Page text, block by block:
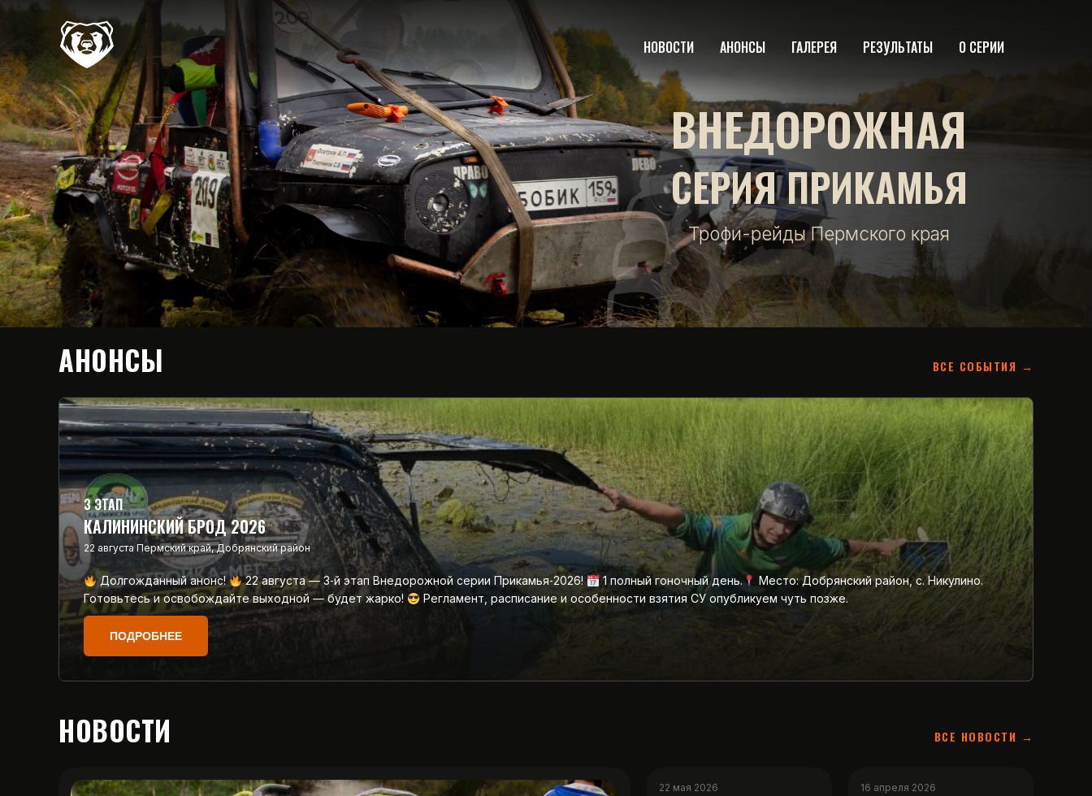
НОВОСТИ АНОНСЫ ГАЛЕРЕЯ РЕЗУЛЬТАТЫ О СЕРИИ
ВНЕДОРОЖНАЯ
СЕРИЯ ПРИКАМЬЯ
Трофи-рейды Пермского края
АНОНСЫ ВСЕ СОБЫТИЯ →
3 ЭТАП
КАЛИНИНСКИЙ БРОД 2026
22 августа Пермский край, Добрянский район
Долгожданный анонс! 22 августа — 3‑й этап Внедорожной серии Прикамья‑2026! 1 полный гоночный день.
Место: Добрянский район, с. Никулино.
Готовьтесь и освобождайте выходной — будет жарко!
Регламент, расписание и особенности взятия СУ опубликуем чуть позже.
ПОДРОБНЕЕ
НОВОСТИ ВСЕ НОВОСТИ →
22 мая 2026 16 апреля 2026